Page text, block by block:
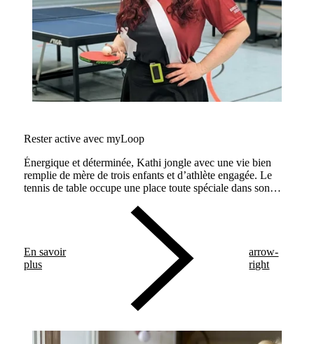
Rester active avec myLoop
Énergique et déterminée, Kathi jongle avec une vie bien
remplie de mère de trois enfants et d’athlète engagée. Le
tennis de table occupe une place toute spéciale dans son
son quotidien et montre l’exemple.
En savoir
plus
arrow-
right